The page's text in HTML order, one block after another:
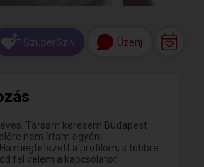
SzuperSzív Üzenj
Társam keresem Budapest
nem írtam egyéni
megtetszett a profilom, s többre
fel velem a kapcsolatot!